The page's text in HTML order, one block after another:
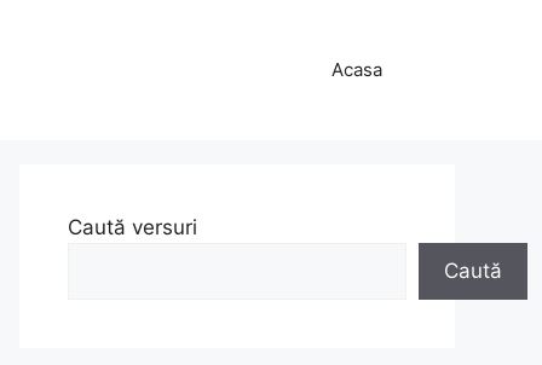
Acasa
Caută versuri
Caută